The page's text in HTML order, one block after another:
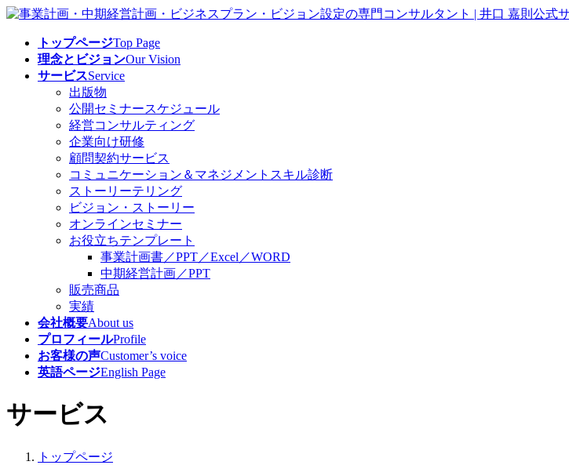
コ
ナ
トップページTop Page
理念とビジョンOur Vision
サービスService
出版物
公開セミナースケジュール
経営コンサルティング
企業向け研修
顧問契約サービス
コミュニケーション＆マネジメントスキル診断
ストーリーテリング
ビジョン・ストーリー
オンラインセミナー
お役立ちテンプレート
事業計画書／PPT／Excel／WORD
中期経営計画／PPT
販売商品
実績
会社概要About us
プロフィールProfile
お客様の声Customer’s voice
英語ページEnglish Page
サービス
トップページ